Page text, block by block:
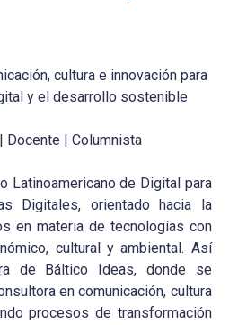
cultura e innovación para
y el desarrollo sostenible
Docente | Columnista
Latinoamericano de Digital para
Digitales, orientado hacia la
en materia de tecnologías con
cultural y ambiental. Así
de Báltico Ideas, donde se
en comunicación, cultura
procesos de transformación